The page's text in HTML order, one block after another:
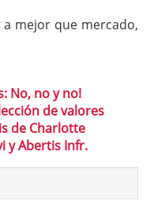
mejor que mercado,
No, no y no!
de valores
de Charlotte
y Abertis Infr.